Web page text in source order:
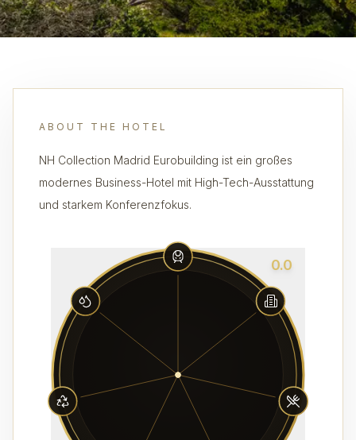
ABOUT THE HOTEL
NH Collection Madrid Eurobuilding ist ein großes
modernes Business-Hotel mit High-Tech-Ausstattung
und starkem Konferenzfokus.
0.0